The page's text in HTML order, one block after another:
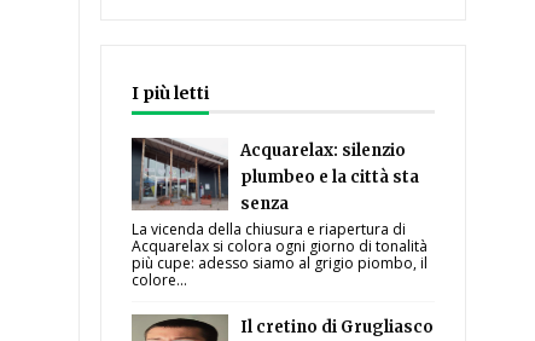
I più letti
Acquarelax: silenzio
plumbeo e la città sta
senza
La vicenda della chiusura e riapertura di
Acquarelax si colora ogni giorno di tonalità
più cupe: adesso siamo al grigio piombo, il
colore...
Il cretino di Grugliasco